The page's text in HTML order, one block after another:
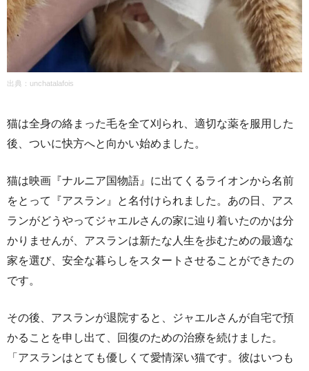
出典：unchatalafois
猫は全身の絡まった毛を全て刈られ、適切な薬を服用した
後、ついに快方へと向かい始めました。
猫は映画『ナルニア国物語』に出てくるライオンから名前
をとって『アスラン』と名付けられました。あの日、アス
ランがどうやってジャエルさんの家に辿り着いたのかは分
かりませんが、アスランは新たな人生を歩むための最適な
家を選び、安全な暮らしをスタートさせることができたの
です。
その後、アスランが退院すると、ジャエルさんが自宅で預
かることを申し出て、回復のための治療を続けました。
「アスランはとても優しくて愛情深い猫です。彼はいつも